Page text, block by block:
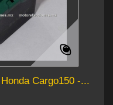
Cargo150 -...